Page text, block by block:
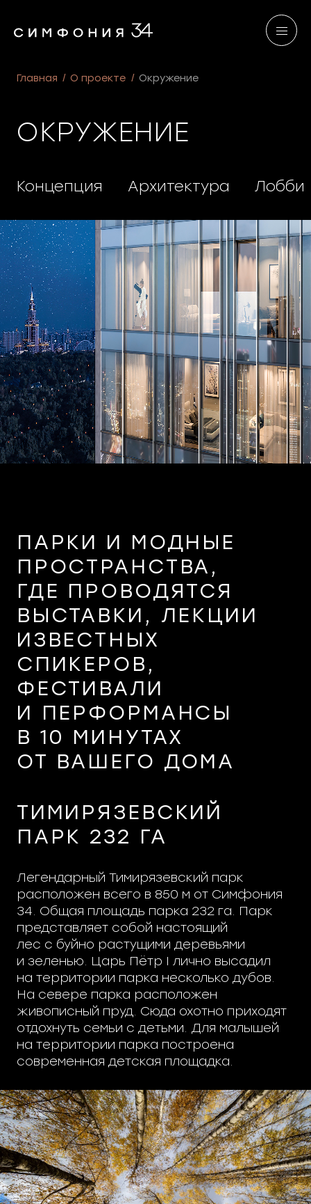
Главная О проекте Окружение
ОКРУЖЕНИЕ
Концепция Архитектура Лобби
ПАРКИ И МОДНЫЕ
ПРОСТРАНСТВА,
ГДЕ ПРОВОДЯТСЯ
ВЫСТАВКИ, ЛЕКЦИИ
ИЗВЕСТНЫХ
СПИКЕРОВ,
ФЕСТИВАЛИ
И ПЕРФОРМАНСЫ
В 10 МИНУТАХ
ОТ ВАШЕГО ДОМА
ТИМИРЯЗЕВСКИЙ
ПАРК 232 ГА
Легендарный Тимирязевский парк
расположен всего в 850 м от Симфония
34. Общая площадь парка 232 га. Парк
представляет собой настоящий
лес с буйно растущими деревьями
и зеленью. Царь Пётр I лично высадил
на территории парка несколько дубов.
На севере парка расположен
живописный пруд. Сюда охотно приходят
отдохнуть семьи с детьми. Для малышей
на территории парка построена
современная детская площадка.